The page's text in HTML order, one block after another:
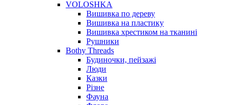
VOLOSHKA
Вишивка по дереву
Вишивка на пластику
Вишивка хрестиком на тканині
Рушники
Bothy Threads
Будиночки, пейзажі
Люди
Казки
Різне
Фауна